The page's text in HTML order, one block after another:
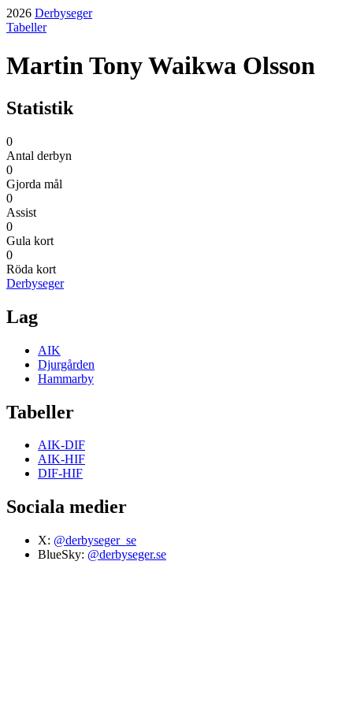
2026 Derbyseger
Tabeller
Martin Tony Waikwa Olsson
Statistik
0
Antal derbyn
0
Gjorda mål
0
Assist
0
Gula kort
0
Röda kort
Derbyseger
Lag
AIK
Djurgården
Hammarby
Tabeller
AIK-DIF
AIK-HIF
DIF-HIF
Sociala medier
X: @derbyseger_se
BlueSky: @derbyseger.se